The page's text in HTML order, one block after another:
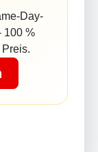
Day-
100 %